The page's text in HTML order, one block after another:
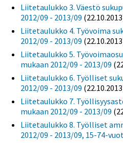
Liitetaulukko 3. Väestö
2012/09 - 2013/09
Liitetaulukko 4. Työvoima
2012/09 - 2013/09
Liitetaulukko 5.
mukaan 2012/09 - 2013/09
Liitetaulukko 6. Työlliset
2012/09 - 2013/09
Liitetaulukko 7.
mukaan 2012/09 - 2013/09
Liitetaulukko 8. Työlliset
2012/09 - 2013/09, 15-74-